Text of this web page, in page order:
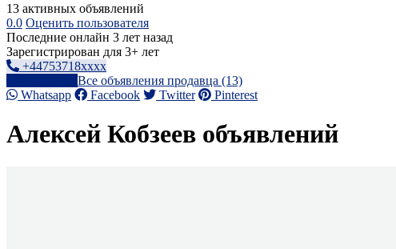
13 активных объявлений
0.0 Оценить пользователя
Последние онлайн 3 лет назад
Зарегистрирован для 3+ лет
+44753718xxxx
Все объявления продавца (13)
Whatsapp
Facebook Twitter Pinterest
Алексей Кобзеев объявлений